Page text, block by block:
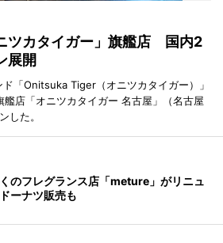
ツカタイガー」旗艦店 国内2
展開
「Onitsuka Tiger（オニツカタイガー）」
店「オニツカタイガー 名古屋」（名古屋
した。
のフレグランス店「meture」がリニュ
ーナツ販売も